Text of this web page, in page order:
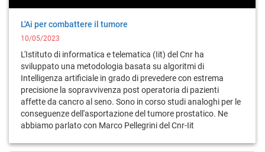
L'Ai per combattere il tumore
10/05/2023
L'Istituto di informatica e telematica (Iit) del Cnr ha
sviluppato una metodologia basata su algoritmi di
Intelligenza artificiale in grado di prevedere con estrema
precisione la sopravvivenza post operatoria di pazienti
affette da cancro al seno. Sono in corso studi analoghi per le
conseguenze dell'asportazione del tumore prostatico. Ne
abbiamo parlato con Marco Pellegrini del Cnr-Iit